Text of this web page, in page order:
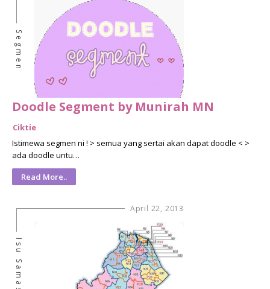
Segmen
Doodle Segment by Munirah MN
Ciktie
Istimewa segmen ni ! > semua yang sertai akan dapat doodle < >
ada doodle untu…
Read More..
April 22, 2013
Isu Samasa